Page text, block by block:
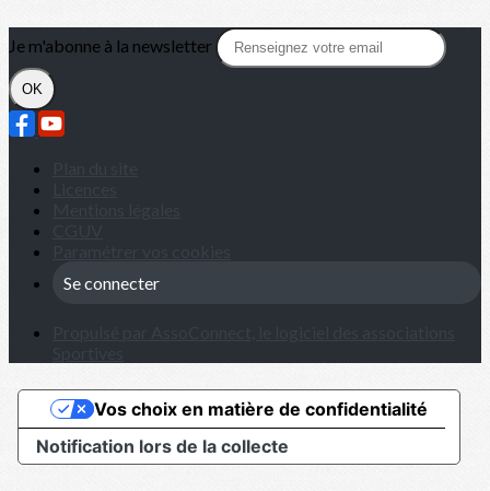
Je m'abonne à la newsletter
OK
Se connecter
Notification lors de la collecte
Vos choix en matière de confidentialité